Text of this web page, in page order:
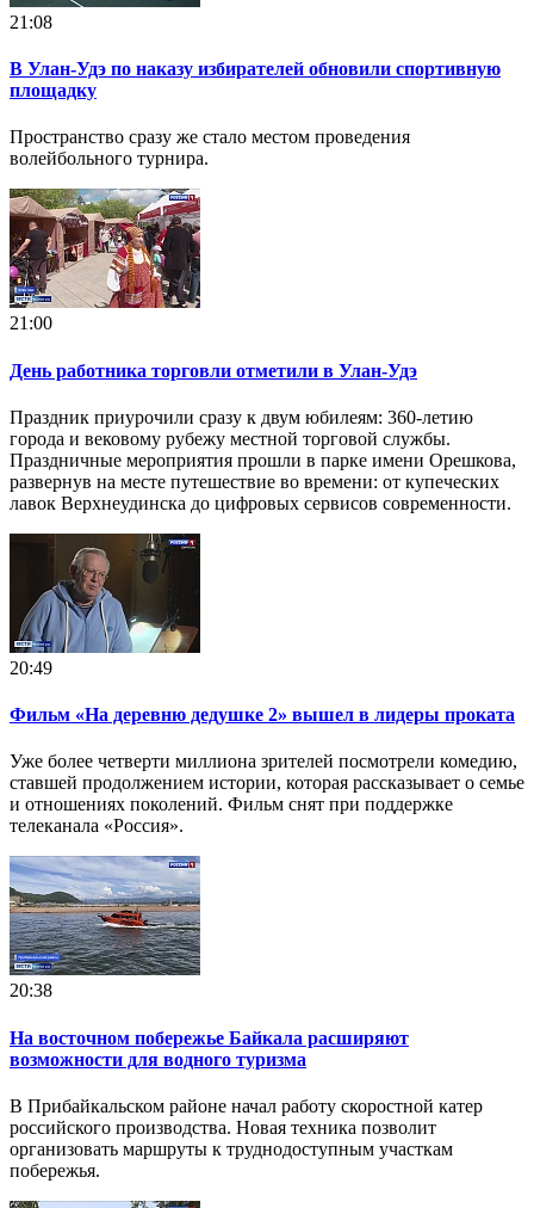
21:08
В Улан-Удэ по наказу избирателей обновили спортивную
площадку
Пространство сразу же стало местом проведения
волейбольного турнира.
21:00
День работника торговли отметили в Улан-Удэ
Праздник приурочили сразу к двум юбилеям: 360-летию
города и вековому рубежу местной торговой службы.
Праздничные мероприятия прошли в парке имени Орешкова,
развернув на месте путешествие во времени: от купеческих
лавок Верхнеудинска до цифровых сервисов современности.
20:49
Фильм «На деревню дедушке 2» вышел в лидеры проката
Уже более четверти миллиона зрителей посмотрели комедию,
ставшей продолжением истории, которая рассказывает о семье
и отношениях поколений. Фильм снят при поддержке
телеканала «Россия».
20:38
На восточном побережье Байкала расширяют
возможности для водного туризма
В Прибайкальском районе начал работу скоростной катер
российского производства. Новая техника позволит
организовать маршруты к труднодоступным участкам
побережья.